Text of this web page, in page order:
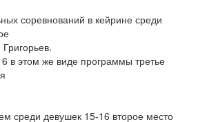
соревнований в кейрине среди
в этом же виде программы третье
среди девушек 15-16 второе место